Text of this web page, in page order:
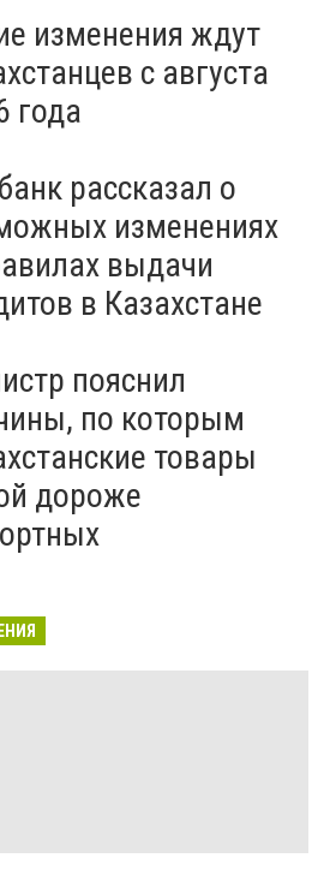
изменения ждут
с августа
года
рассказал о
изменениях
выдачи
в Казахстане
пояснил
по которым
товары
дороже